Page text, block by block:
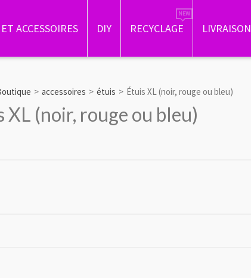
ACCESSOIRES DIY RECYCLAGE LIVRAISON
> accessoires > étuis > Étuis XL (noir, rouge ou bleu)
XL (noir, rouge ou bleu)